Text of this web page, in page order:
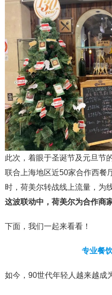
此次，着眼于圣诞节及元旦节
联合上海地区近50家合作西餐
时，荷美尔转战线上流量，为
这波联动中，荷美尔为合作商
下面，我们一起来看看！
专业餐
如今，90世代年轻人越来越成